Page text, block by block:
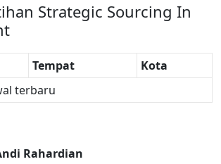
Strategic Sourcing In
Tempat
Kota
terbaru
Rahardian